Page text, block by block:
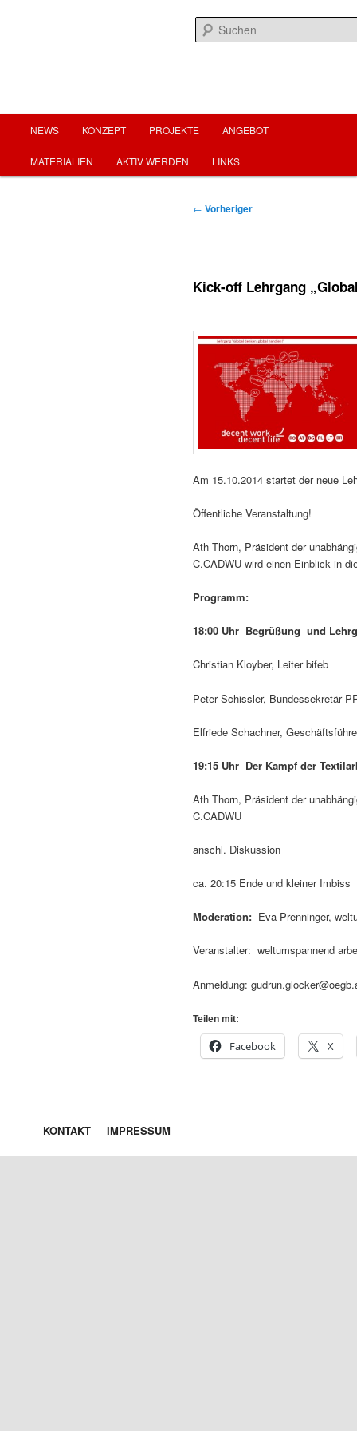
NEWS KONZEPT PROJEKTE ANGEBOT
MATERIALIEN AKTIV WERDEN LINKS
Beitragsnavigation
← Vorheriger
Kick-off Lehrgang
Am 15.10.2014 startet der neue
Öffentliche Veranstaltung!
Ath Thorn, Präsident der
C.CADWU wird einen Einblick in
Programm:
18:00 Uhr Begrüßung und
Christian Kloyber, Leiter bifeb
Peter Schissler, Bundessekretär
Elfriede Schachner,
19:15 Uhr Der Kampf der
Ath Thorn, Präsident der
C.CADWU
anschl. Diskussion
ca. 20:15 Ende und kleiner Imbiss
Moderation: Eva Prenninger,
Veranstalter: weltumspannend
Anmeldung:
Teilen mit:
Facebook X
KONTAKT IMPRESSUM